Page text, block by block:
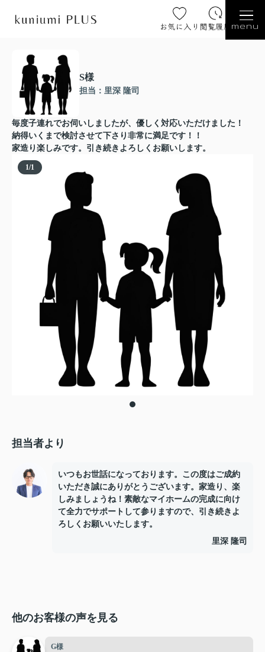
お気に入り 閲覧履歴 menu
S様
担当：里深 隆司
毎度子連れでお伺いしましたが、優しく対応いただけました！
納得いくまで検討させて下さり非常に満足です！！
家造り楽しみです。引き続きよろしくお願いします。
1/1
担当者より
いつもお世話になっております。この度はご成約
いただき誠にありがとうございます。家造り、楽
しみましょうね！素敵なマイホームの完成に向け
て全力でサポートして参りますので、引き続きよ
ろしくお願いいたします。
里深 隆司
他のお客様の声を見る
G様